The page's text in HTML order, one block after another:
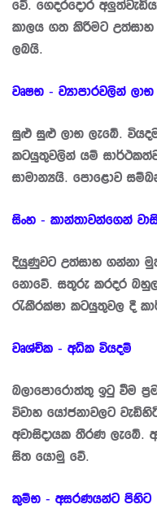
වේ. ගෙදරදොර
කාලය ගත කිරීමට
ලබයි.
වෘෂභ - ව්‍යාපාරවලින් ලාභ
සුළු සුළු ලාභ ලැබේ.
කටයුතුවලින් යම්
සාමාන්‍යයි. පොළොව
සිංහ - කාන්තාවන්ගෙන්
දියුණුවට උත්සාහ ගන්නා
නොවේ. සතුරු කරදර
රැකීරක්ෂා කටයුතුවල දී
වෘශ්චික - අධික වියදම්
බලාපොරොත්තු ඉටු වීම
විවාහ යෝජනාවලට
අවාසිදායක තීරණ ලැබේ.
සිත යොමු වේ.
කුම්භ - අසරණයන්ට පිහිට